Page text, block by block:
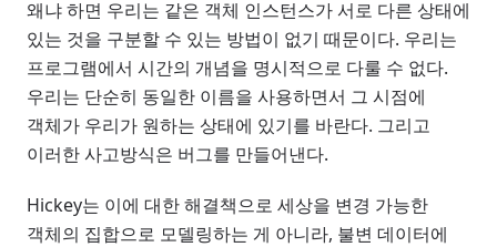
왜냐 하면 우리는 같은 객체 인스턴스가 서로 다른 상태에
있는 것을 구분할 수 있는 방법이 없기 때문이다. 우리는
프로그램에서 시간의 개념을 명시적으로 다룰 수 없다.
우리는 단순히 동일한 이름을 사용하면서 그 시점에
객체가 우리가 원하는 상태에 있기를 바란다. 그리고
이러한 사고방식은 버그를 만들어낸다.
Hickey는 이에 대한 해결책으로 세상을 변경 가능한
객체의 집합으로 모델링하는 게 아니라, 불변 데이터에